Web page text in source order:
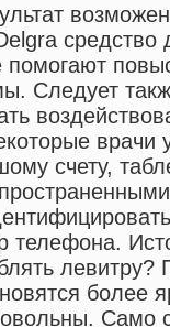
помогают
Следует
врачи
счету,
телефона.
левитру?
более
Само